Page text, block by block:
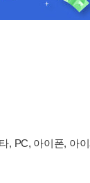
, PC, 아이폰, 아